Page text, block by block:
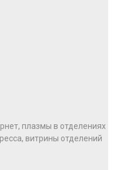
плазмы в отделениях
витрины отделений